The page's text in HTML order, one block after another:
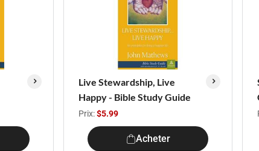
Live Stewardship, Live
Happy - Bible Study Guide
Prix:$5.99
Acheter